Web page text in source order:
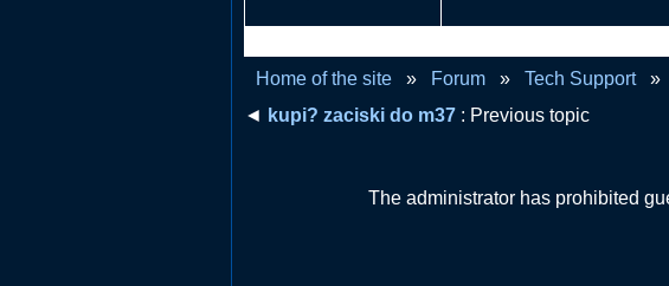
Home of the site
» Forum » Tech Support »
◄ kupi? zaciski do m37: Previous topic
The administrator has prohibited